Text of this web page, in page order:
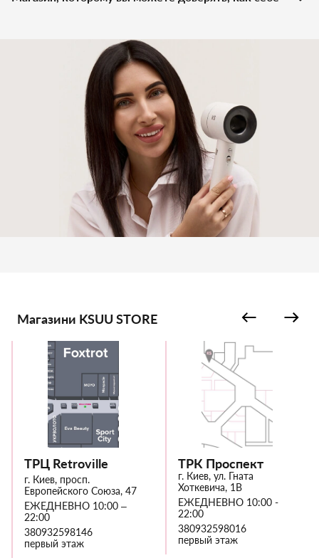
Shampoo надежным выбором для восстановления красоты и
Магазини KSUU STORE
ТРЦ Retroville
г. Киев, просп.
Европейского Союза, 47
ЕЖЕДНЕВНО 10:00 –
22:00
380932598146
первый этаж
ТРК Проспект
г. Киев, ул. Гната
Хоткевича, 1В
ЕЖЕДНЕВНО 10:00 -
22:00
380932598016
первый этаж